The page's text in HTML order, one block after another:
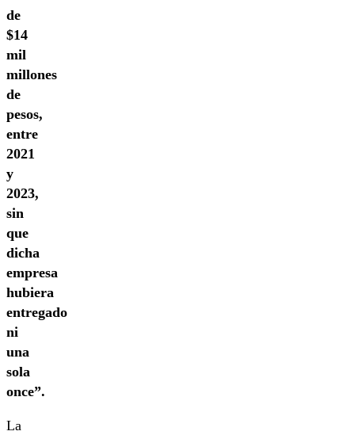
de
$14
mil
millones
de
pesos,
entre
2021
y
2023,
sin
que
dicha
empresa
hubiera
entregado
ni
una
sola
once”.
La